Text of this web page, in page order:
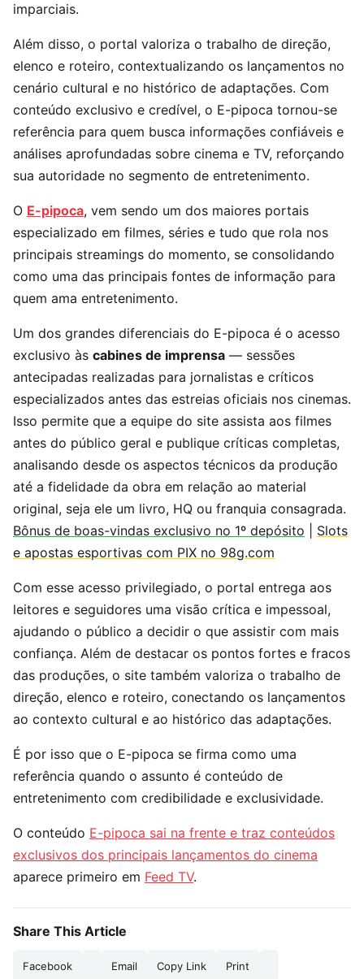
imparciais.
Além disso, o portal valoriza o trabalho de direção,
elenco e roteiro, contextualizando os lançamentos no
cenário cultural e no histórico de adaptações. Com
conteúdo exclusivo e credível, o E-pipoca tornou-se
referência para quem busca informações confiáveis e
análises aprofundadas sobre cinema e TV, reforçando
sua autoridade no segmento de entretenimento.
O E-pipoca, vem sendo um dos maiores portais
especializado em filmes, séries e tudo que rola nos
principais streamings do momento, se consolidando
como uma das principais fontes de informação para
quem ama entretenimento.
Um dos grandes diferenciais do E-pipoca é o acesso
exclusivo às cabines de imprensa — sessões
antecipadas realizadas para jornalistas e críticos
especializados antes das estreias oficiais nos cinemas.
Isso permite que a equipe do site assista aos filmes
antes do público geral e publique críticas completas,
analisando desde os aspectos técnicos da produção
até a fidelidade da obra em relação ao material
original, seja ele um livro, HQ ou franquia consagrada.
Bônus de boas-vindas exclusivo no 1º depósito
Slots
e apostas esportivas com PIX no 98g.com
Com esse acesso privilegiado, o portal entrega aos
leitores e seguidores uma visão crítica e impessoal,
ajudando o público a decidir o que assistir com mais
confiança. Além de destacar os pontos fortes e fracos
das produções, o site também valoriza o trabalho de
direção, elenco e roteiro, conectando os lançamentos
ao contexto cultural e ao histórico das adaptações.
É por isso que o E-pipoca se firma como uma
referência quando o assunto é conteúdo de
entretenimento com credibilidade e exclusividade.
O conteúdo E-pipoca sai na frente e traz conteúdos
exclusivos dos principais lançamentos do cinema
aparece primeiro em Feed TV.
Share This Article
Facebook Email Copy Link Print